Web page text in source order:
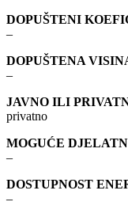
DOPUŠTENI
–
DOPUŠTENA
–
JAVNO ILI
privatno
MOGUĆE
–
DOSTUPNOST
–